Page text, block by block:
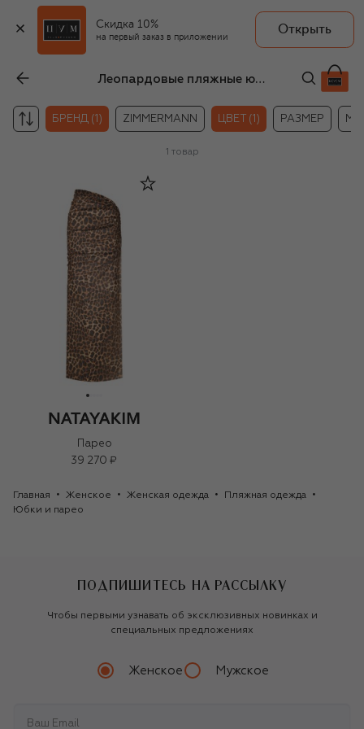
Скидка 10%
на первый заказ в приложении
Открыть
Леопардовые пляжные юбки и парео NATAYAKIM
БРЕНД (1) ZIMMERMANN ЦВЕТ (1) РАЗМЕР
1 товар
Парео
39 270 ₽
Главная Женское Женская одежда
Пляжная одежда
Юбки и парео
ПОДПИШИТЕСЬ НА РАССЫЛКУ
Чтобы первыми узнавать об эксклюзивных новинках и
специальных предложениях
Женское Мужское